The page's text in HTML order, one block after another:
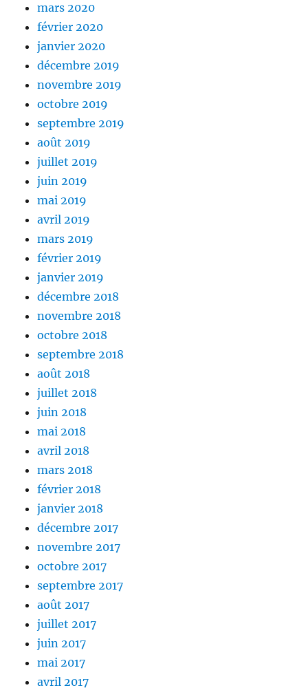
mars 2020
février 2020
janvier 2020
décembre 2019
novembre 2019
octobre 2019
septembre 2019
août 2019
juillet 2019
juin 2019
mai 2019
avril 2019
mars 2019
février 2019
janvier 2019
décembre 2018
novembre 2018
octobre 2018
septembre 2018
août 2018
juillet 2018
juin 2018
mai 2018
avril 2018
mars 2018
février 2018
janvier 2018
décembre 2017
novembre 2017
octobre 2017
septembre 2017
août 2017
juillet 2017
juin 2017
mai 2017
avril 2017